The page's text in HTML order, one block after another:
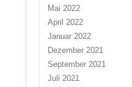
Mai 2022
April 2022
Januar 2022
Dezember 2021
September 2021
Juli 2021